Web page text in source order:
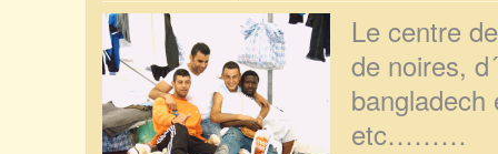
Le centre
de noires,
bangladech
etc………